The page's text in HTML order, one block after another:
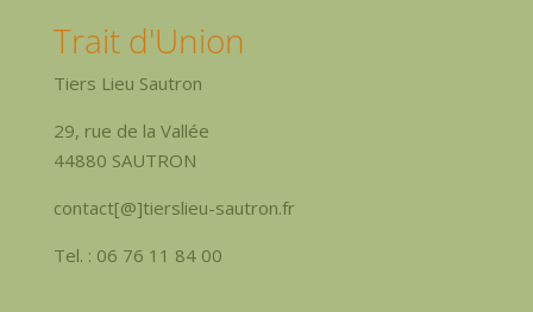
Trait d'Union
Tiers Lieu Sautron
29, rue de la Vallée
44880 SAUTRON
contact[@]tierslieu-sautron.fr
Tel. : 06 76 11 84 00